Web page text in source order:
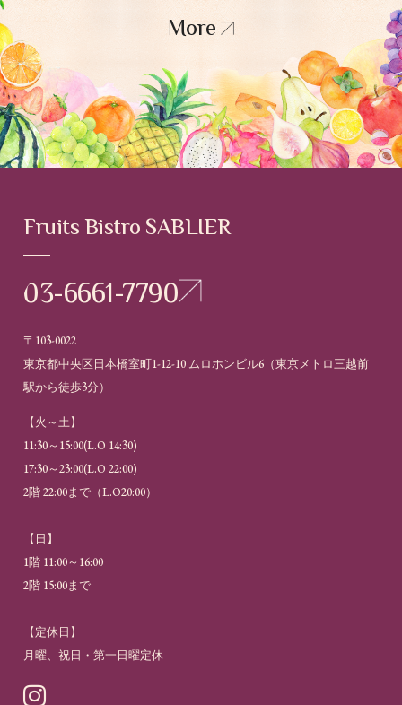
More
Fruits Bistro SABLIER
03-6661-7790
〒103-0022
東京都中央区日本橋室町1-12-10 ムロホンビル6（東京メトロ三越前
駅から徒歩3分）
【火～土】
11:30～15:00(L.O 14:30)
17:30～23:00(L.O 22:00)
2階 22:00まで（L.O20:00）
【日】
1階 11:00～16:00
2階 15:00まで
【定休日】
月曜、祝日・第一日曜定休
